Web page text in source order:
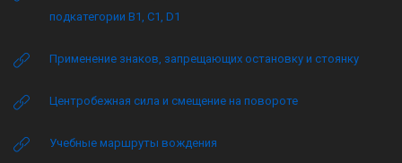
подкатегории B1, C1, D1
Применение знаков, запрещающих остановку и стоянку
Центробежная сила и смещение на повороте
Учебные маршруты вождения